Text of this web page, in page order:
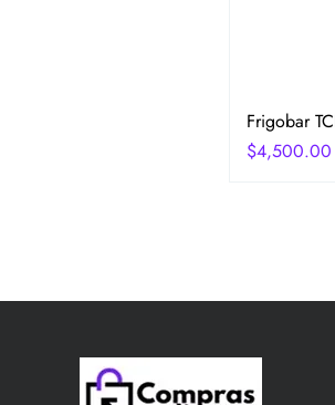
Frigobar
Precio
$4,500.00